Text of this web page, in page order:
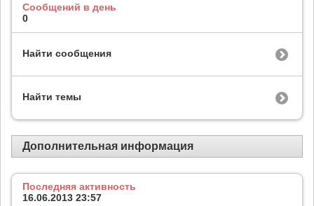
Сообщений в день
0
Найти сообщения
Найти темы
Дополнительная информация
Последняя активность
16.06.2013 23:57